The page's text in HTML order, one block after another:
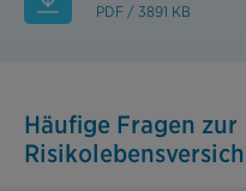
PDF / 3891 KB
Häufige Fragen zur